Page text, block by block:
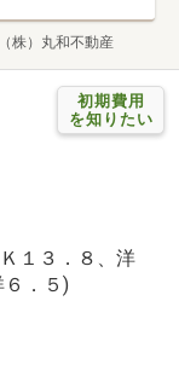
株）丸和不動産
初期費用
を知りたい
１３．８、洋
６．５)